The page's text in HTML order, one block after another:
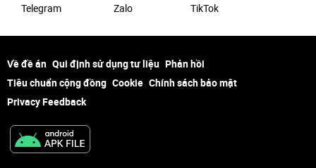
Telegram Zalo ТikТоk
Về đề án Qui định sử dụng tư liệu Phản hồi
Tiêu chuẩn cộng đồng Cookie Chính sách bảo mật
Privacy Feedback